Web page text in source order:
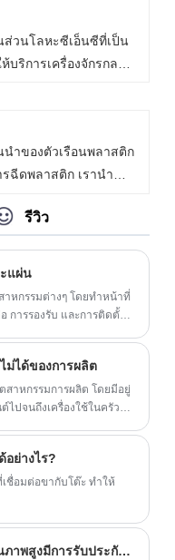
อความเป็นไปได้ที่
าะสำหรับสถานที่ต่างๆ
งบ้าน ห้องซักรีดขนาด
ง สวน สนามหลังบ้าน
รงเก็บของ
ละเทคโนโลยีการตัด
นยำ± 0.1 มม.) สต็อก
วางพื้น Vesa Mount
ส่วนโลหะซีเอ็นซีที่เป็น
บริการเครื่องจักรกล
เราส่งมอบชิ้นส่วน
7-14 วัน
นำของตัวเรือนพลาสติก
ฉีดพลาสติก เรานำ
ลือกที่อยู่อาศัยที่มี
รีวิว
แผ่น
หกรรมต่างๆ โดยทำหน้าที่
การรองรับ และการติดตั้ง
ได้ของการผลิต
าหกรรมการผลิต โดยมีอยู่
ไปจนถึงเครื่องใช้ในครัว
ย่างไร?
ชื่อมต่อขากับโต๊ะ ทำให้
ขายึดอุปกรณ์เสริมหน้าต่างเหล็กคุณภาพสูงมีการรับประกันอะไรบ้าง